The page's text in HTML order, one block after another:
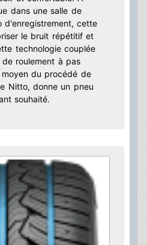
dans une salle de
d'enregistrement, cette
le bruit répétitif et
technologie couplée
roulement à pas
du procédé de
Nitto, donne un pneu
souhaité.